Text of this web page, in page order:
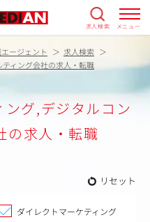
求人検索 メニュー
ージェント
求人検索
ィング会社の求人・転職
グ,デジタルコン
の求人・転職
リセット
ダイレクトマーケティング